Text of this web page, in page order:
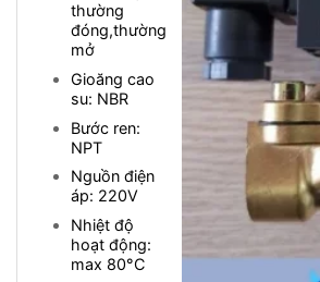
thường
đóng,thường
mở
Gioăng cao
su: NBR
Bước ren:
NPT
Nguồn điện
áp: 220V
Nhiệt độ
hoạt động:
max 80°C